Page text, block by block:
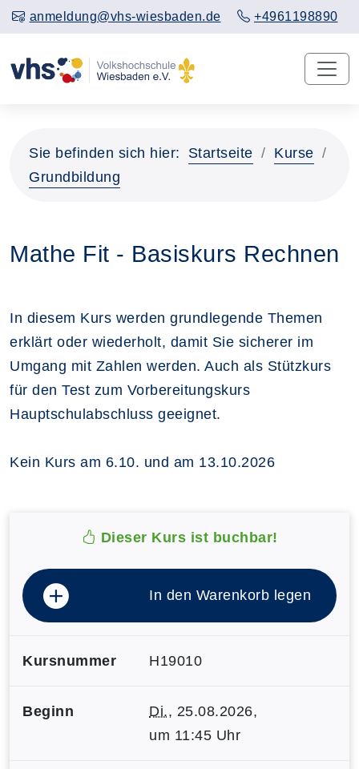
anmeldung@vhs-wiesbaden.de +4961198890
Sie befinden sich hier: Startseite
Kurse
Grundbildung
Mathe Fit - Basiskurs Rechnen
In diesem Kurs werden grundlegende Themen
erklärt oder wiederholt, damit Sie sicherer im
Umgang mit Zahlen werden. Auch als Stützkurs
für den Test zum Vorbereitungskurs
Hauptschulabschluss geeignet.
Kein Kurs am 6.10. und am 13.10.2026
Dieser Kurs ist buchbar!
In den Warenkorb legen
Kursnummer H19010
Beginn Di., 25.08.2026,
um 11:45 Uhr